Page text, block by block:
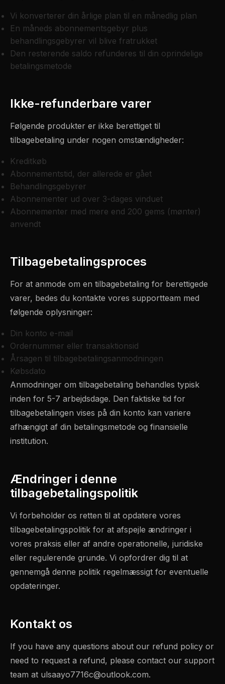
Vi konverterer din årlige plan til en månedlig plan
En måneds abonnementsgebyr plus
behandlingsgebyrer vil blive fratrukket
Den resterende saldo refunderes til din oprindelige
betalingsmetode
Ikke-refunderbare varer
Følgende produkter er ikke berettiget til
tilbagebetaling under nogen omstændigheder:
Kreditkøb
Abonnementstid, der allerede er gået
Behandlingsgebyrer
Abonnementer ud over 3-dages vinduet
Abonnementer med mere end 200 gems (mønter)
anvendt
Tilbagebetalingsproces
For at anmode om en tilbagebetaling for berettigede
varer, bedes du kontakte vores supportteam med
følgende oplysninger:
Din konto e-mail
Ordernummer eller transaktionsid
Årsagen til tilbagebetalingsanmodningen
Købsdato
Anmodninger om tilbagebetaling behandles typisk
inden for 5-7 arbejdsdage. Den faktiske tid for
tilbagebetalingen vises på din konto kan variere
afhængigt af din betalingsmetode og finansielle
institution.
Ændringer i denne
tilbagebetalingspolitik
Vi forbeholder os retten til at opdatere vores
tilbagebetalingspolitik for at afspejle ændringer i
vores praksis eller af andre operationelle, juridiske
eller regulerende grunde. Vi opfordrer dig til at
gennemgå denne politik regelmæssigt for eventuelle
opdateringer.
Kontakt os
If you have any questions about our refund policy or
need to request a refund, please contact our support
team at ulsaayo7716c@outlook.com.